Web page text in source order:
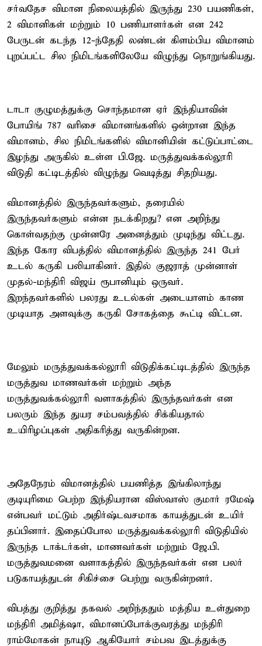
சர்வதேச விமான நிலையத்தில் இருந்து 230 பயணிகள்,
2 விமானிகள் மற்றும் 10 பணியாளர்கள் என 242
பேருடன் கடந்த 12-ந்தேதி லண்டன் கிளம்பிய விமானம்
புறப்பட்ட சில நிமிடங்களிலேயே விழுந்து நொறுங்கியது.
டாடா குழுமத்துக்கு சொந்தமான ஏர் இந்தியாவின்
போயிங் 787 வரிசை விமானங்களில் ஒன்றான இந்த
விமானம், சில நிமிடங்களில் விமானியின் கட்டுப்பாட்டை
இழந்து அருகில் உள்ள பி.ஜே. மருத்துவக்கல்லூரி
விடுதி கட்டிடத்தில் விழுந்து வெடித்து சிதறியது.
விமானத்தில் இருந்தவர்களும், தரையில்
இருந்தவர்களும் என்ன நடக்கிறது? என அறிந்து
கொள்வதற்கு முன்னரே அனைத்தும் முடிந்து விட்டது.
இந்த கோர விபத்தில் விமானத்தில் இருந்த 241 பேர்
உடல் கருகி பலியாகினர். இதில் குஜராத் முன்னாள்
முதல்-மந்திரி விஜய் ரூபானியும் ஒருவர்.
இறந்தவர்களில் பலரது உடல்கள் அடையாளம் காண
முடியாத அளவுக்கு கருகி சோகத்தை கூட்டி விட்டன.
மேலும் மருத்துவக்கல்லூரி விடுதிக்கட்டிடத்தில் இருந்த
மருத்துவ மாணவர்கள் மற்றும் அந்த
மருத்துவக்கல்லூரி வளாகத்தில் இருந்தவர்கள் என
பலரும் இந்த துயர சம்பவத்தில் சிக்கியதால்
உயிரிழப்புகள் அதிகரித்து வருகின்றன.
அதேநேரம் விமானத்தில் பயணித்த இங்கிலாந்து
குடியுரிமை பெற்ற இந்தியரான விஸ்வாஸ் குமார் ரமேஷ்
என்பவர் மட்டும் அதிர்ஷ்டவசமாக காயத்துடன் உயிர்
தப்பினார். இதைப்போல மருத்துவக்கல்லூரி விடுதியில்
இருந்த டாக்டர்கள், மாணவர்கள் மற்றும் ஜே.பி.
மருத்துவமனை வளாகத்தில் இருந்தவர்கள் என பலர்
படுகாயத்துடன் சிகிச்சை பெற்று வருகின்றனர்.
விபத்து குறித்து தகவல் அறிந்ததும் மத்திய உள்துறை
மந்திரி அமித்ஷா, விமானப்போக்குவரத்து மந்திரி
ராம்மோகன் நாயுடு ஆகியோர் சம்பவ இடத்துக்கு